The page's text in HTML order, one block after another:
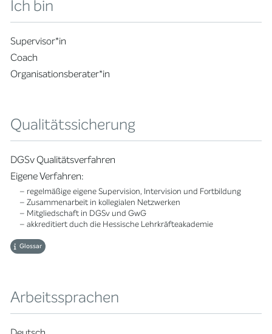
Ich bin
Supervisor*in
Coach
Organisationsberater*in
Qualitätssicherung
DGSv Qualitätsverfahren
Eigene Verfahren:
– regelmäßige eigene Supervision, Intervision und Fortbildung
– Zusammenarbeit in kollegialen Netzwerken
– Mitgliedschaft in DGSv und GwG
– akkreditiert duch die Hessische Lehrkräfteakademie
Glossar
Arbeitssprachen